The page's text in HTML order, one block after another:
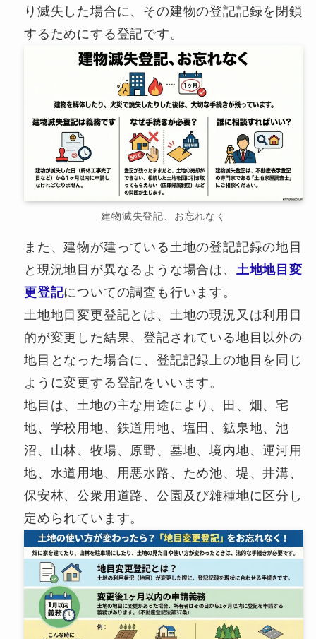
り滅失した場合に、その建物の登記記録を閉鎖
するためにする登記です。
建物滅失登記、お忘れなく
また、建物が建っている土地の登記記録の地目
と現況地目が異なるような場合は、 土地地目変
更登記についての調査も行います。
土地地目変更登記とは、土地の現況又は利用目
的が変更した結果、登記されている地目以外の
地目となった場合に、登記記録上の地目を同じ
ように変更する登記をいいます。
地目は、土地の主な用途により、田、畑、宅
地、学校用地、鉄道用地、塩田、鉱泉地、池
沼、山林、牧場、原野、墓地、境内地、運河用
地、水道用地、用悪水路、ため池、堤、井溝、
保安林、公衆用道路、公園及び雑種地に区分し
定められています。